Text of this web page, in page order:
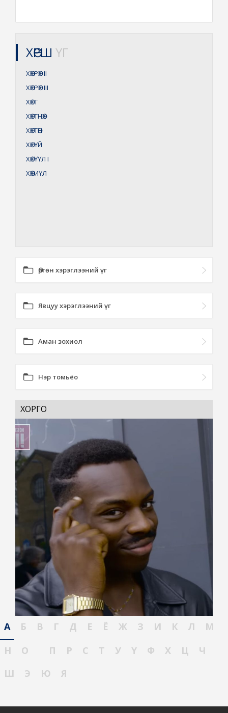
ХӨРШ ҮГ
ХӨХРӨХII
ХӨХРӨХIII
ХӨХТ
ХӨХТНӨХ
ХӨХТӨН
ХӨХҮЙ
ХӨХҮҮЛ I
ХӨХИҮЛ
Өргөн хэрэглээний үг
Явцуу хэрэглээний үг
Аман зохиол
Нэр томьёо
ХОРГО
А Б В Г Д Е Ё Ж З И К Л
М
Н
О П Р С Т У Ү Ф Х Ц
Ч
Ш
Э Ю Я